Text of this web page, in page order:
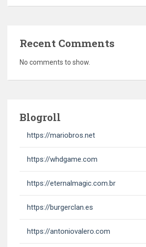
Recent Comments
No comments to show.
Blogroll
https://mariobros.net
https://whdgame.com
https://eternalmagic.com.br
https://burgerclan.es
https://antoniovalero.com